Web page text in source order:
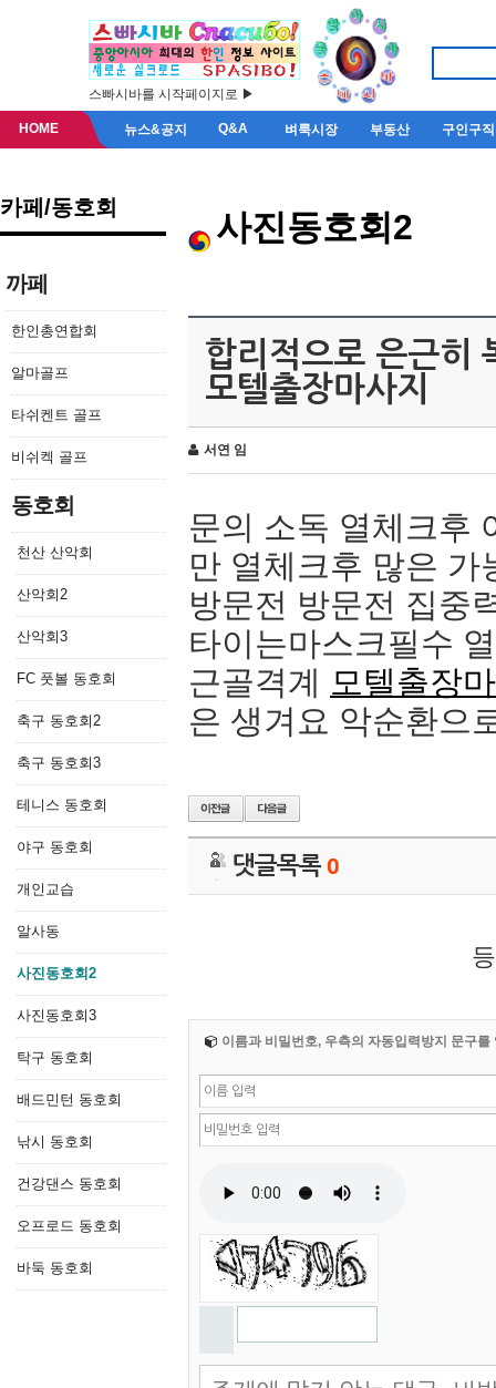
스빠시바를 시작페이지로 ▶
HOME 뉴스&공지 Q&A 벼룩시장 부동산 구인구직
카페/동호회
까페
한인총연합회
알마골프
타쉬켄트 골프
비쉬켁 골프
동호회
천산 산악회
산악회2
산악회3
FC 풋볼 동호회
축구 동호회2
축구 동호회3
테니스 동호회
야구 동호회
개인교습
알사동
사진동호회2
사진동호회3
탁구 동호회
배드민턴 동호회
낚시 동호회
건강댄스 동호회
오프로드 동호회
바둑 동호회
사진동호회2
합리적으로 은근히
모텔출장마사지
서연 임
문의 소독 열체크후
만 열체크후 많은
방문전 방문전 집중
타이는마스크필수
근골격계 모텔출장
은 생겨요 악순환으
댓글목록0
이름과 비밀번호, 우측의 자동입력방지 문구를